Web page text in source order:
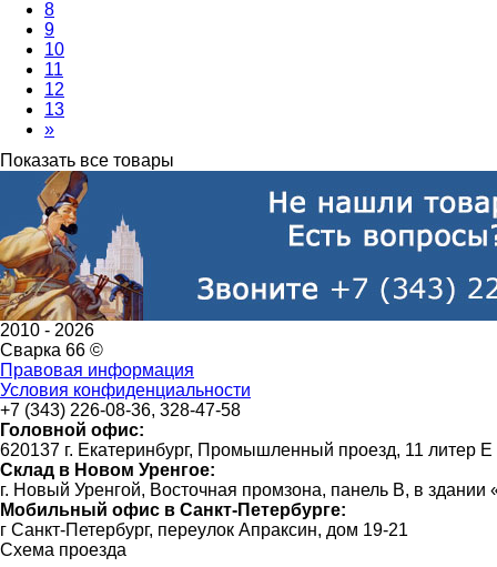
8
9
10
11
12
13
»
Показать все товары
2010 - 2026
Сварка 66 ©
Правовая информация
Условия конфиденциальности
+7 (343) 226-08-36, 328-47-58
Головной офис:
620137 г. Екатеринбург, Промышленный проезд, 11 литер Е
Склад в Новом Уренгое:
г. Новый Уренгой, Восточная промзона, панель В, в
Мобильный офис в Санкт-Петербурге:
г Санкт-Петербург, переулок Апраксин, дом 19-21
Схема проезда